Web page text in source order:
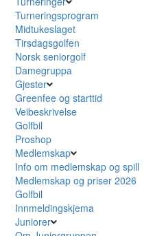
Turneringsprogram
Midtukeslaget
Tirsdagsgolfen
Norsk seniorgolf
Damegruppa
Gjester
Greenfee og starttid
Veibeskrivelse
Golfbil
Proshop
Medlemskap
Info om medlemskap og spill
Medlemskap og priser 2026
Golfbil
Innmeldingskjema
Juniorer